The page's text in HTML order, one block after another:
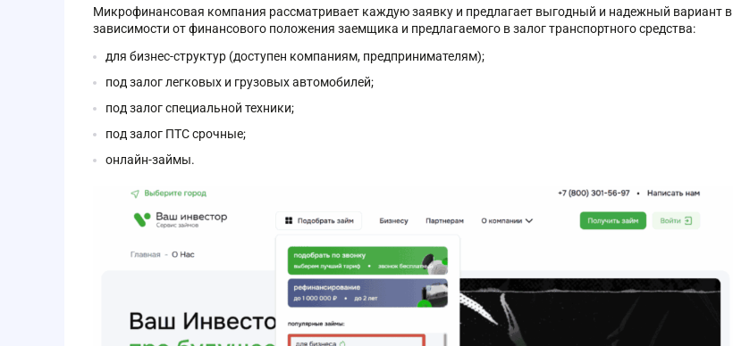
Микрофинансовая компания рассматривает каждую заявку и предлагает выгодный и надежный вариант в
зависимости от финансового положения заемщика и предлагаемого в залог транспортного средства:
для бизнес-структур (доступен компаниям, предпринимателям);
под залог легковых и грузовых автомобилей;
под залог специальной техники;
под залог ПТС срочные;
онлайн-займы.